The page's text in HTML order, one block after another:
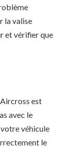
la valise
et vérifier que
est
avec le
véhicule
le